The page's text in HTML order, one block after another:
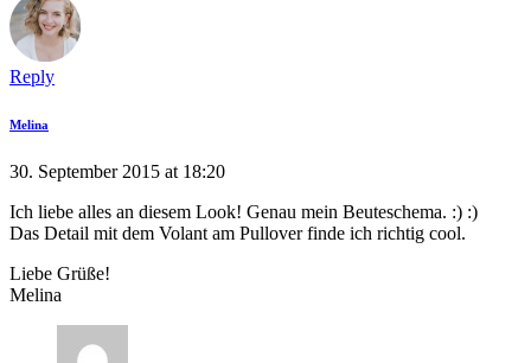
Reply
Melina
30. September 2015 at 18:20
Ich liebe alles an diesem Look! Genau mein Beuteschema. :) :)
Das Detail mit dem Volant am Pullover finde ich richtig cool.
Liebe Grüße!
Melina